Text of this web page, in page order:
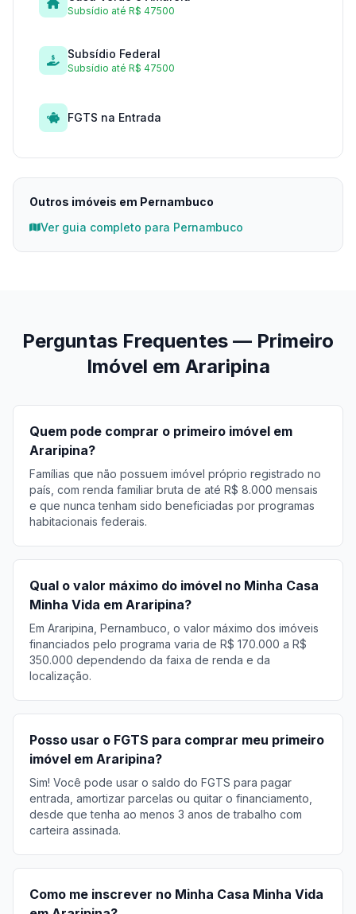
Subsídio até R$ 47500
Subsídio Federal
Subsídio até R$ 47500
FGTS na Entrada
Outros imóveis em Pernambuco
Ver guia completo para Pernambuco
Perguntas Frequentes — Primeiro
Imóvel em Araripina
Quem pode comprar o primeiro imóvel em
Araripina?
Famílias que não possuem imóvel próprio registrado no
país, com renda familiar bruta de até R$ 8.000 mensais
e que nunca tenham sido beneficiadas por programas
habitacionais federais.
Qual o valor máximo do imóvel no Minha Casa
Minha Vida em Araripina?
Em Araripina, Pernambuco, o valor máximo dos imóveis
financiados pelo programa varia de R$ 170.000 a R$
350.000 dependendo da faixa de renda e da
localização.
Posso usar o FGTS para comprar meu primeiro
imóvel em Araripina?
Sim! Você pode usar o saldo do FGTS para pagar
entrada, amortizar parcelas ou quitar o financiamento,
desde que tenha ao menos 3 anos de trabalho com
carteira assinada.
Como me inscrever no Minha Casa Minha Vida